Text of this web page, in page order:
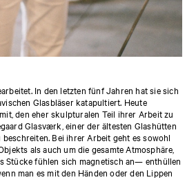
In den letzten fünf Jahren hat sie sich
Glasbläser katapultiert. Heute
den eher skulpturalen Teil ihrer Arbeit zu
Glasværk, einer der ältesten Glashütten
beschreiten. Bei ihrer Arbeit geht es sowohl
als auch um die gesamte Atmosphäre,
Stücke fühlen sich magnetisch an— enthüllen
man es mit den Händen oder den Lippen